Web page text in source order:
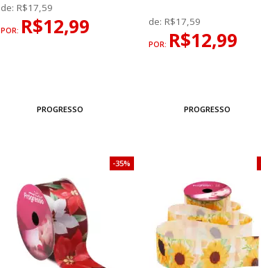
de:R$17,59
POR: R$12,99
PROGRESSO
de: R$17,59
POR: R$12,99
PROGRESSO
35%